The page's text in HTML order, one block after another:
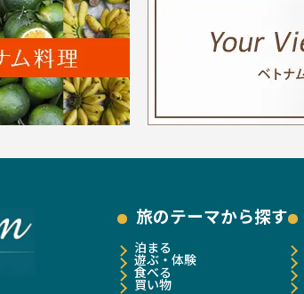
旅のテーマから探す
泊まる
遊ぶ・体験
食べる
買い物